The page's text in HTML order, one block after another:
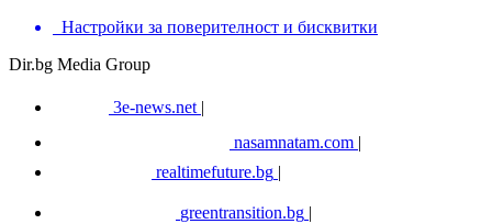
Настройки за поверителност и бисквитки
Dir.bg Media Group
3e-news.net |
nasamnatam.com |
realtimefuture.bg |
greentransition.bg |